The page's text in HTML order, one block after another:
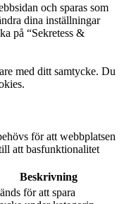
och sparas som
dina inställningar
på “Sekretess &
med ditt samtycke. Du
för att webbplatsen
att basfunktionalitet
Beskrivning
för att spara